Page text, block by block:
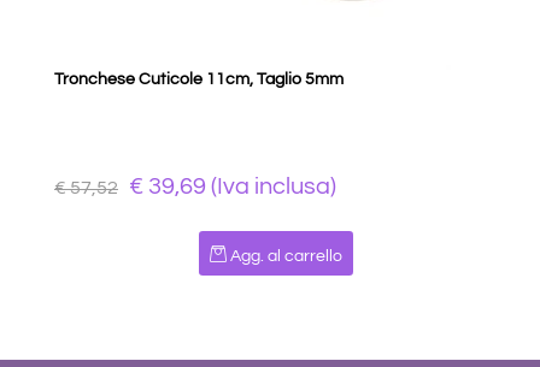
Tronchese Cuticole 11cm, Taglio 5mm
€ 57,52 € 39,69 (Iva inclusa)
Quantità
Agg. al carrello